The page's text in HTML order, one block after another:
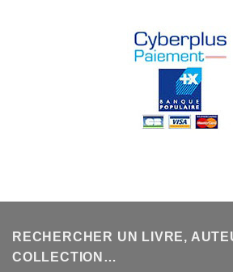
RECHERCHER UN LIVRE,
COLLECTION…